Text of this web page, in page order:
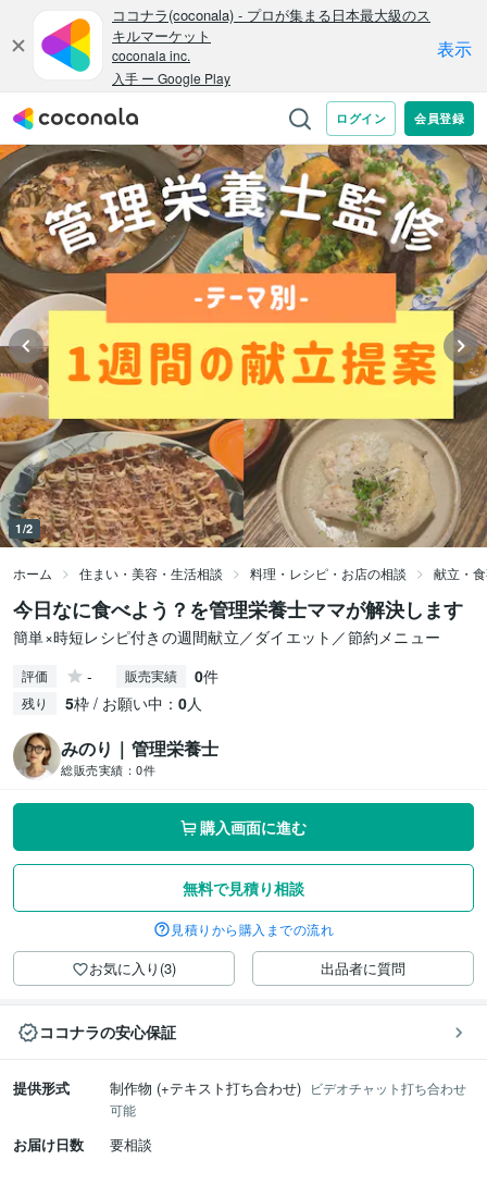
1/2
ホーム 住まい・美容・生活相談 料理・レシピ・お店の相談 献立・
今日なに食べよう？を管理栄養士ママが解決します
簡単×時短レシピ付きの週間献立／ダイエット／節約メニュー
評価 - 販売実績 0件
残り 5枠 / お願い中： 0人
みのり｜管理栄養士
総販売実績： 0件
購入画面に進む
無料で見積り相談
見積りから購入までの流れ
お気に入り(3) 出品者に質問
ココナラの安心保証
提供形式 制作物 (+テキスト打ち合わせ) ビデオチャット打ち合わせ
可能
お届け日数 要相談